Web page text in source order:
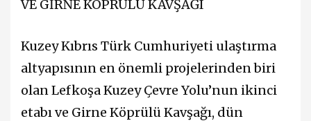
VE GİRNE KÖPRÜLÜ KAVŞAĞI
Kuzey Kıbrıs Türk Cumhuriyeti ulaştırma
altyapısının en önemli projelerinden biri
olan Lefkoşa Kuzey Çevre Yolu’nun ikinci
etabı ve Girne Köprülü Kavşağı, dün